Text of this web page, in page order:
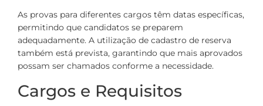
As provas para diferentes cargos têm datas específicas,
permitindo que candidatos se preparem
adequadamente. A utilização de cadastro de reserva
também está prevista, garantindo que mais aprovados
possam ser chamados conforme a necessidade.
Cargos e Requisitos